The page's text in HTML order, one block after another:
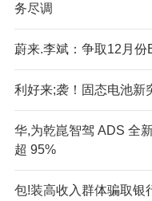
务尽调
蔚来.李斌：争取12月
利好来;袭！固态电池新
华,为乾崑智驾 ADS 全
超 95%
包!装高收入群体骗取银